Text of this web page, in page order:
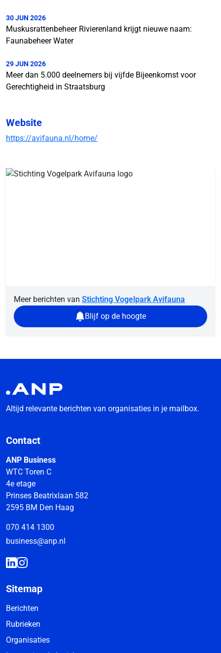
30 JUN 2026
Muskusrattenbeheer Rivierenland krijgt nieuwe naam:
Faunabeheer Water
29 JUN 2026
Meer dan 5.000 deelnemers bij vijfde Bijeenkomst voor
Gerechtigheid in Straatsburg
Website
https://avifauna.nl/home/
Meer berichten van Stichting Vogelpark Avifauna
Blijf op de hoogte
Altijd relevante berichten van organisaties in je mailbox.
Contact
ANP Business
WTC Toren C
4e etage
Prinses Beatrixlaan 582
2595 BM Den Haag
070 414 1300
business@anp.nl
Sitemap
Berichten
Rubrieken
Organisaties